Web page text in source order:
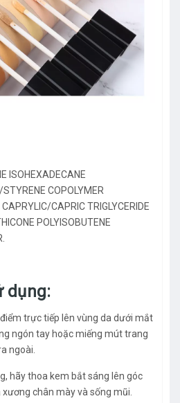
ISOHEXADECANE
COPOLYMER
CAPRIC TRIGLYCERIDE
POLYISOBUTENE
dụng:
trực tiếp lên vùng da dưới mắt
ngón tay hoặc miếng mút trang
ngoài.
hãy thoa kem bắt sáng lên góc
chân mày và sống mũi.